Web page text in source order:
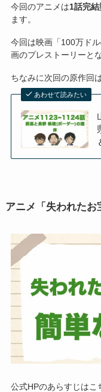
今回のアニメは1話完
ます。
今回は映画「100万ド
画のプレストーリーと
ちなみに次回の原作回
あわせて読みたい
アニメ「失われたお
公式HPのあらすじはこ